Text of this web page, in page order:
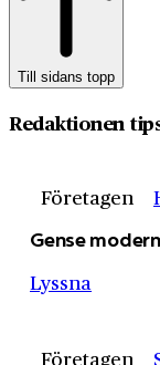
Till sidans topp
Redaktionen
Företagen
Gense
Lyssna
Företagen